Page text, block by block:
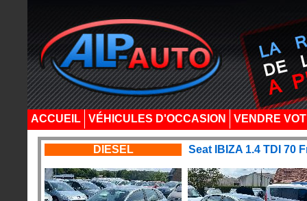
ACCUEIL VÉHICULES D'OCCASION VENDRE
DIESEL Seat IBIZA 1.4 TDI 70